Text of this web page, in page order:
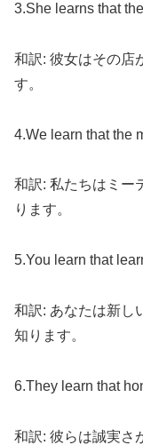
3.She learns that
和訳: 彼女はその店
す。
4.We learn that the
和訳: 私たちはミー
ります。
5.You learn that
和訳: あなたは新し
知ります。
6.They learn that
和訳: 彼らは誠実さ